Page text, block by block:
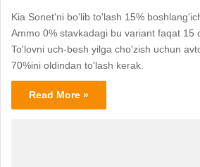
Kia Sonet'ni bo'lib to'lash 15%
Ammo 0% stavkadagi bu variant faqat 15
To'lovni uch-besh yilga cho'zish uchun
70%ini oldindan to'lash kerak.
Read More »